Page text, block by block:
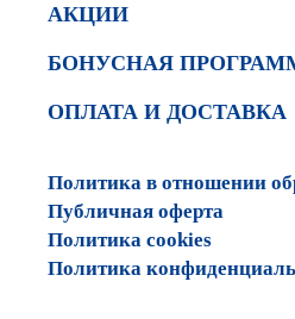
АКЦИИ
БОНУСНАЯ
ОПЛАТА И ДОСТАВКА
Политика в отношении
Публичная оферта
Политика cookies
Политика